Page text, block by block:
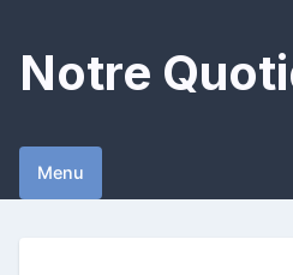
content
Notre
Menu